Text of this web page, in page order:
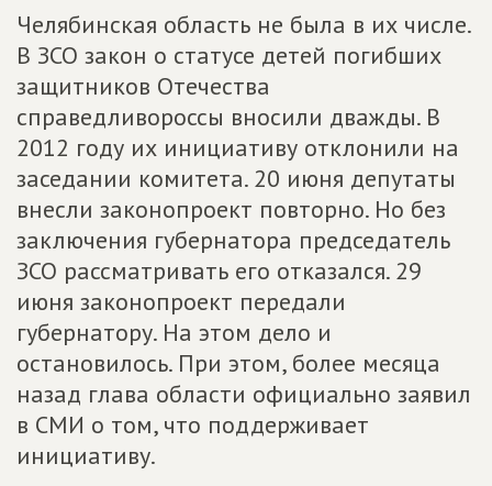
Челябинская область не была в их числе.
В ЗСО закон о статусе детей погибших
защитников Отечества
справедливороссы вносили дважды. В
2012 году их инициативу отклонили на
заседании комитета. 20 июня депутаты
внесли законопроект повторно. Но без
заключения губернатора председатель
ЗСО рассматривать его отказался. 29
июня законопроект передали
губернатору. На этом дело и
остановилось. При этом, более месяца
назад глава области официально заявил
в СМИ о том, что поддерживает
инициативу.